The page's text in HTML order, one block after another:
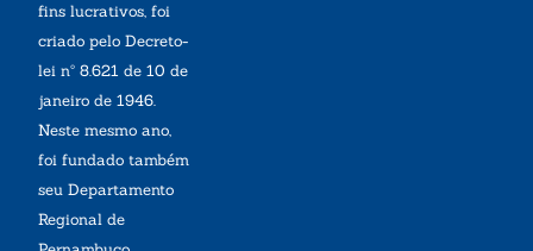
fins lucrativos, foi
criado pelo Decreto-
lei nº 8.621 de 10 de
janeiro de 1946.
Neste mesmo ano,
foi fundado também
seu Departamento
Regional de